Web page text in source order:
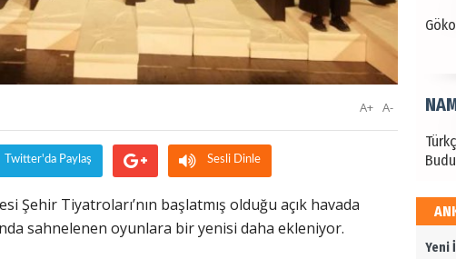
A-
A+
Twitter'da Paylaş Sesli Dinle
Şehir Tiyatroları’nın başlatmış olduğu açık havada
sahnelenen oyunlara bir yenisi daha ekleniyor.
Yeni